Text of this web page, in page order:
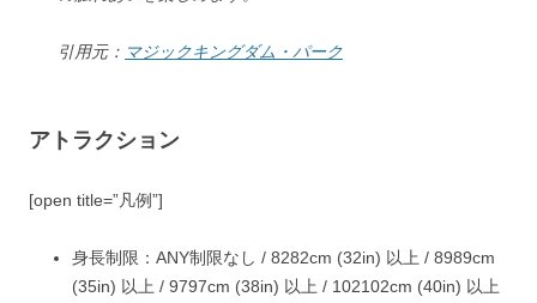
引用元： マジックキングダム・パーク
アトラクション
[open title=”凡例”]
身長制限： ANY制限なし / 8282cm (32in) 以上 / 8989cm
(35in) 以上 / 9797cm (38in) 以上 / 102102cm (40in) 以上